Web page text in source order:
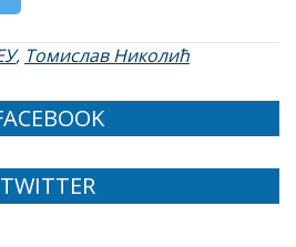
, Томислав Николић
TWITTER